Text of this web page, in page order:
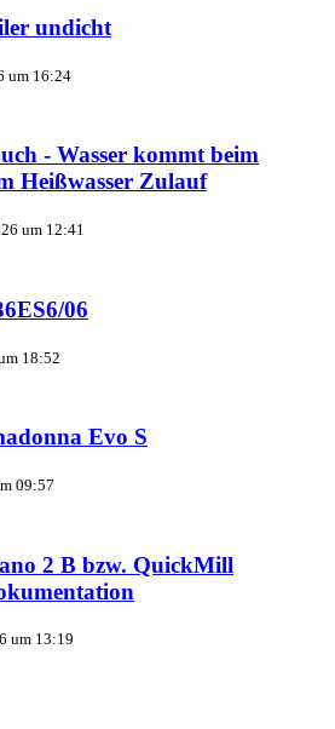
undicht
um 16:24
- Wasser kommt beim
Heißwasser Zulauf
um 12:41
06
18:52
Evo S
09:57
2 B bzw. QuickMill
um 13:19